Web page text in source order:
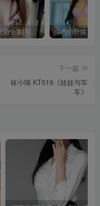
八酱 微密圈合集[持续更新]
下一篇
袜小喵 KT019《娃娃与车
车》